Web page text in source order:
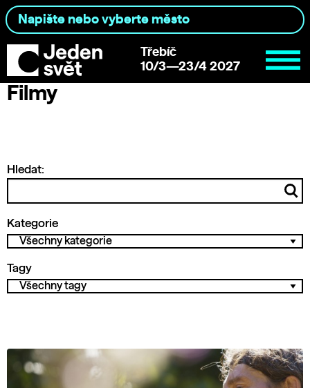
Třebíč
10/3—23/4 2027
Filmy
Hledat:
Kategorie
Tagy